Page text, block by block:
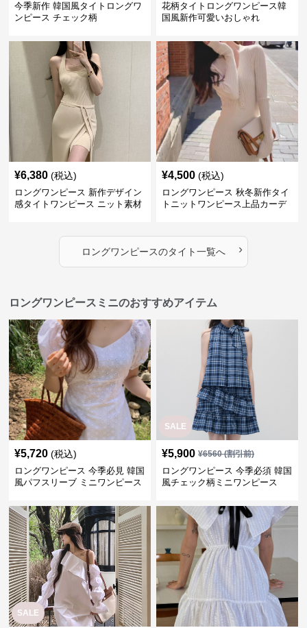
今季新作 韓国風タイトロングワ
ンピース チェック柄
花柄タイトロングワンピース韓
国風新作可愛いおしゃれ
¥6,380 (税込)
ロングワンピース 新作デザイン
感タイトワンピース ニット素材
¥4,500 (税込)
ロングワンピース 秋冬新作タイ
トニットワンピース上品カーデ
ロングワンピースのタイト一覧へ ›
ロングワンピースミニのおすすめアイテム
¥5,720 (税込)
ロングワンピース 今季必見 韓国
風パフスリーブ ミニワンピース
SALE
¥5,900 ¥6560(割引前)
ロングワンピース 今季必須 韓国
風チェック柄ミニワンピース
SALE